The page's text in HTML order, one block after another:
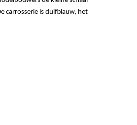
carrosserie is duifblauw, het